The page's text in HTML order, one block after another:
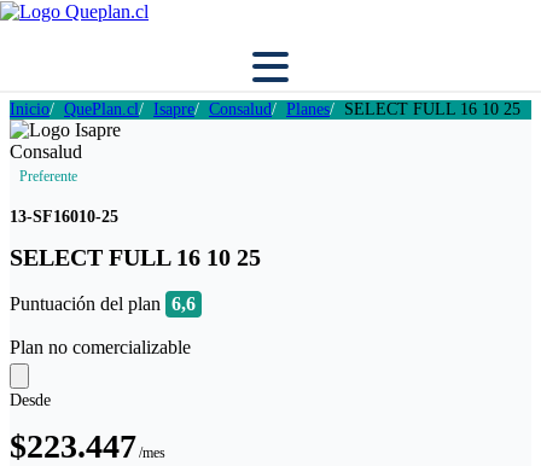
Inicio QuePlan.cl Isapre Consalud Planes SELECT FULL 16 10 25
Preferente
13-SF16010-25
SELECT FULL 16 10 25
Puntuación del plan 6,6
Plan no comercializable
Desde
$223.447/mes